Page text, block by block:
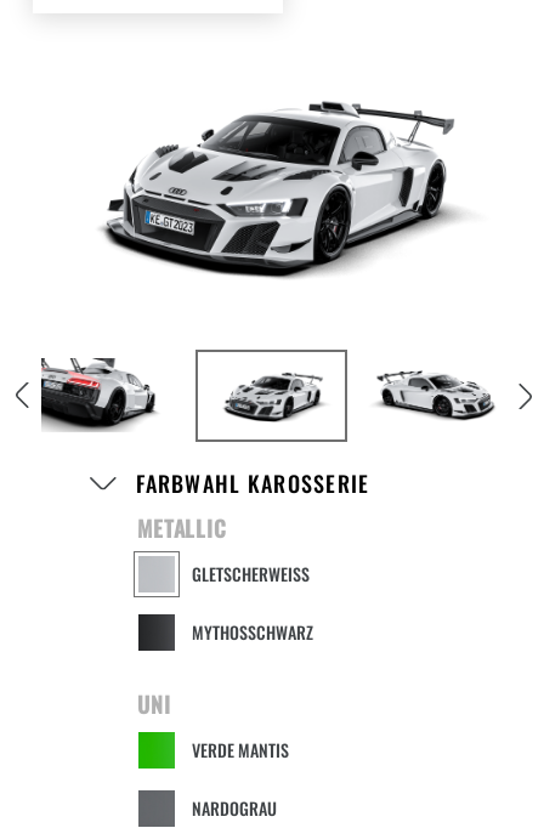
FARBWAHL KAROSSERIE
METALLIC
GLETSCHERWEISS
MYTHOSSCHWARZ
UNI
VERDE MANTIS
NARDOGRAU